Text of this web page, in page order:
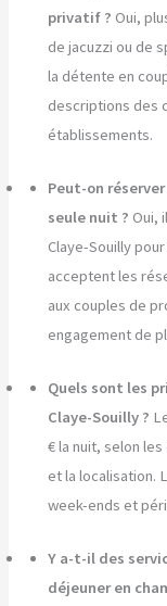
privatif ? Oui,
de jacuzzi ou de
la détente en
descriptions des
établissements.
Peut-on
seule nuit ? Oui,
Claye-Souilly
acceptent les
aux couples de
engagement de
Quels sont les
Claye-Souilly ?
€ la nuit, selon
et la localisation.
week-ends et
Y a-t-il des
déjeuner en